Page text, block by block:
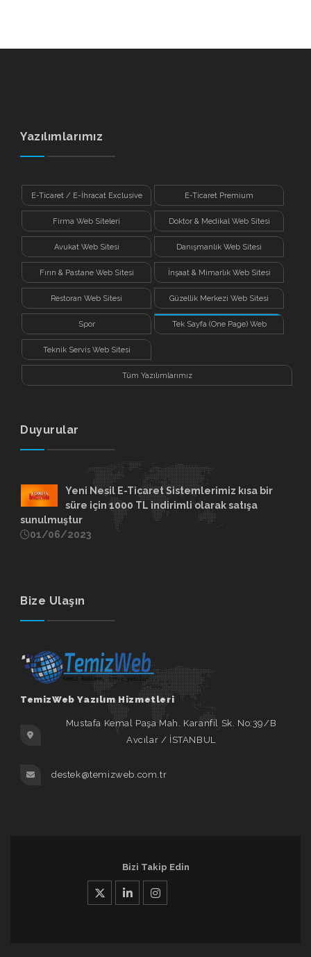
Yazılımlarımız
E-Ticaret / E-İhracat Exclusive E-Ticaret Premium
Firma Web Siteleri Doktor & Medikal Web Sitesi
Avukat Web Sitesi Danışmanlık Web Sitesi
Fırın & Pastane Web Sitesi İnşaat & Mimarlık Web Sitesi
Restoran Web Sitesi Güzellik Merkezi Web Sitesi
Spor Tek Sayfa (One Page) Web
Teknik Servis Web Sitesi
Tüm Yazılımlarımız
Duyurular
Yeni Nesil E-Ticaret Sistemlerimiz kısa bir
süre için 1000 TL indirimli olarak satışa
sunulmuştur
01/06/2023
Bize Ulaşın
TemizWeb Yazılım Hizmetleri
Mustafa Kemal Paşa Mah. Karanfil Sk. No:39/B
Avcılar / İSTANBUL
destek@temizweb.com.tr
Bizi Takip Edin